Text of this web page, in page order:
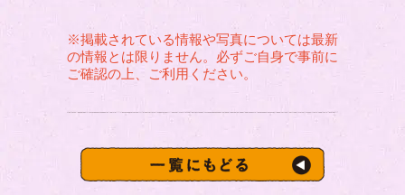
※掲載されている情報や写真については最新
の情報とは限りません。必ずご自身で事前に
ご確認の上、ご利用ください。